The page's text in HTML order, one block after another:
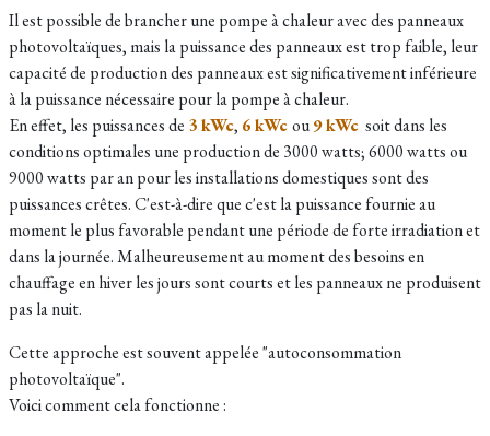
Il est possible de brancher une pompe à chaleur avec des panneaux
photovoltaïques, mais la puissance des panneaux est trop faible, leur
capacité de production des panneaux est significativement inférieure
à la puissance nécessaire pour la pompe à chaleur.
En effet, les puissances de 3 kWc, 6 kWcou9 kWc soit dans les
conditions optimales une production de 3000 watts; 6000 watts ou
9000 watts par an pour les installations domestiques sont des
puissances crêtes. C'est-à-dire que c'est la puissance fournie au
moment le plus favorable pendant une période de forte irradiation et
dans la journée. Malheureusement au moment des besoins en
chauffage en hiver les jours sont courts et les panneaux ne produisent
pas la nuit.
Cette approche est souvent appelée "autoconsommation
photovoltaïque".
Voici comment cela fonctionne :